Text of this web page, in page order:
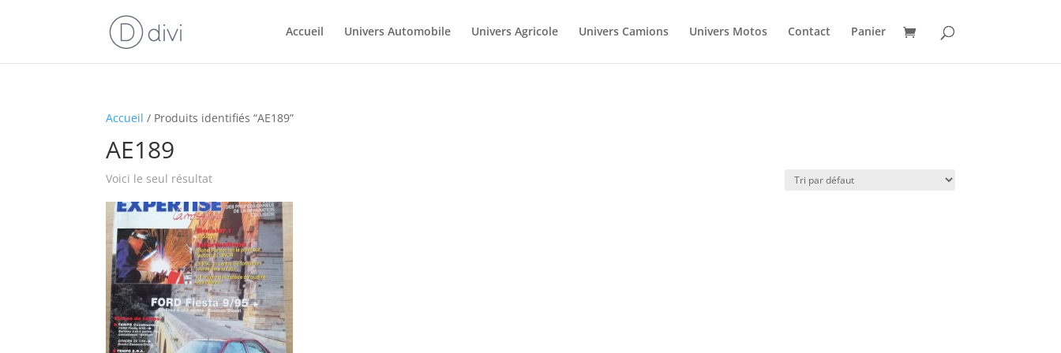
Accueil Univers Automobile Univers Agricole Univers Camions Univers Motos Contact Panier
Accueil / Produits identifiés “AE189”
AE189
Voici le seul résultat